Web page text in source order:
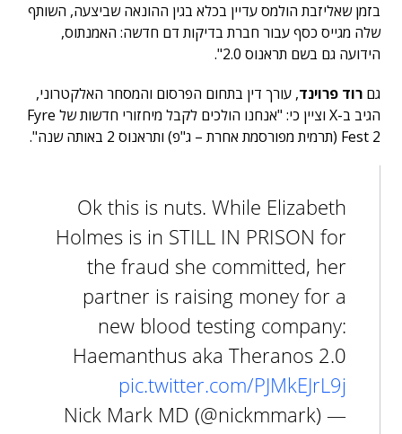
בזמן שאליזבת הולמס עדיין בכלא בגין ההונאה שביצעה, השותף
שלה מגייס כסף עבור חברת בדיקות דם חדשה: האמנתוס,
הידועה גם בשם תראנוס 2.0".
גם רוד פרוינד, עורך דין בתחום הפרסום והמסחר האלקטרוני,
הגיב ב-X וציין כי: "אנחנו הולכים לקבל מיחזורי חדשות של Fyre
Fest 2 (תרמית מפורסמת אחרת – ג"פ) ותראנוס 2 באותה שנה".
Ok this is nuts. While Elizabeth
Holmes is in STILL IN PRISON for
the fraud she committed, her
partner is raising money for a
new blood testing company:
Haemanthus aka Theranos 2.0
pic.twitter.com/PJMkEJrL9j
— Nick Mark MD (@nickmmark)